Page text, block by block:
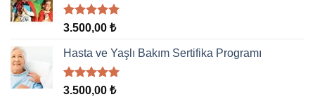
5 üzerinden
aldı
3.500,00 ₺
Hasta ve Yaşlı Bakım Sertifika Programı
5 üzerinden
3.500,00 ₺